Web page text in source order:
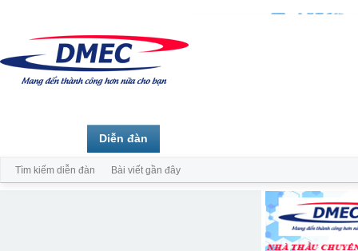
Diễn đàn
Tìm kiếm diễn đàn Bài viết gần đây